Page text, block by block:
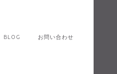
BLOG お問い合わせ